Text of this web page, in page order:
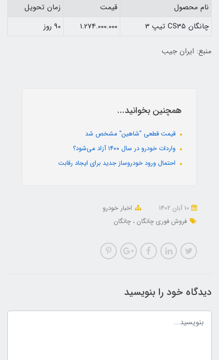
نام محصول قیمت
زمان تحویل
چانگان CS35 تیپ 3
1.274.000.000 90 روز
منبع: ایران جیب
همچنین بخوانید...
قیمت قطعی "شاهین" مشخص شد
واردات خودرو در سال ۱۴۰۰ آزاد می‌شود؟
احتمال ورود خودروساز جدید برای ایجاد رقابت
اخبار خودرو
فروش فوری چانگان چانگان
دیدگاه خود را بنویسید